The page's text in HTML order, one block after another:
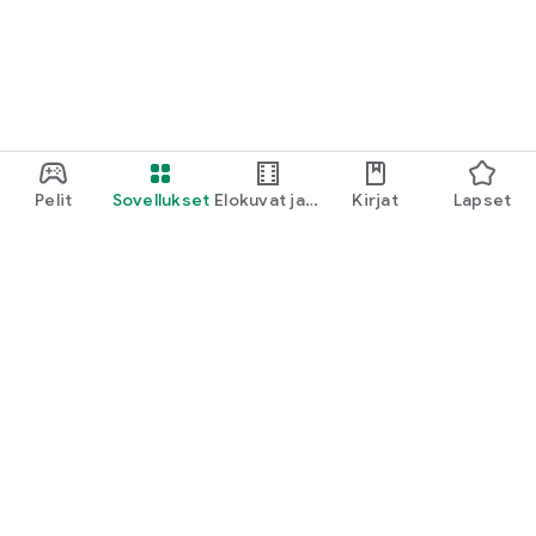
Pelit Sovellukset Elokuvat ja
Kirjat Lapset